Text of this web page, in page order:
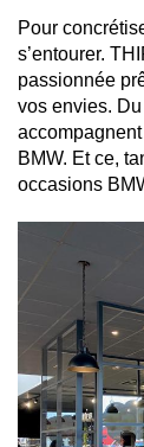
Pour
s’entourer.
passionnée
vos envies.
BMW. Et ce,
occasions